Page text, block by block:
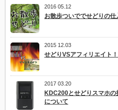
2016 05.12
お散歩ついででせどりの仕
2015 12.03
せどりVSアフィリエイト
2017 03.20
KDC200とせどりスマホ
について